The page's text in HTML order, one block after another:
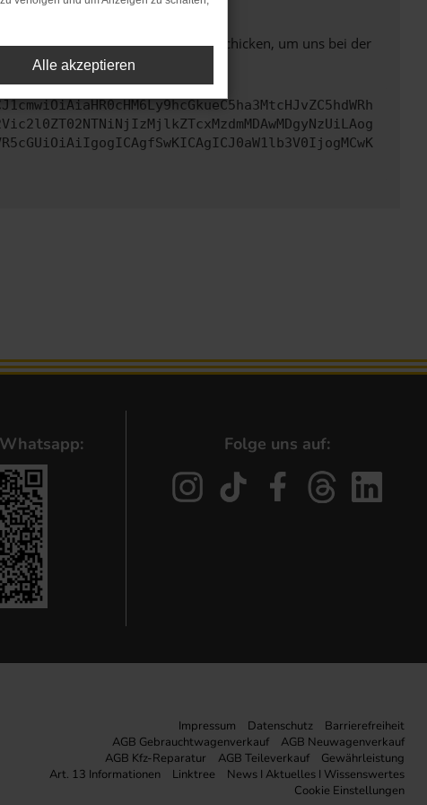
Du kannst uns diesen Text schicken, um uns bei der
Folge uns auf:
Impressum Datenschutz
Barrierefreiheit
AGB Gebrauchtwagenverkauf
AGB Neuwagenverkauf
AGB Kfz-Reparatur
AGB Teileverkauf
Gewährleistung
Art. 13 Informationen
Linktree
News I Aktuelles I Wissenswertes
Cookie Einstellungen
Alle akzeptieren